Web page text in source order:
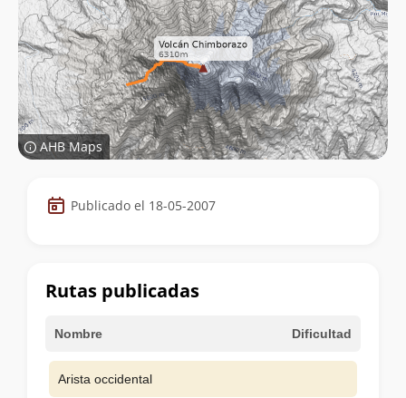
AHB Maps
Datos
de
cumbre
Publicado el 18-05-2007
Rutas publicadas
Nombre Dificultad
Arista occidental